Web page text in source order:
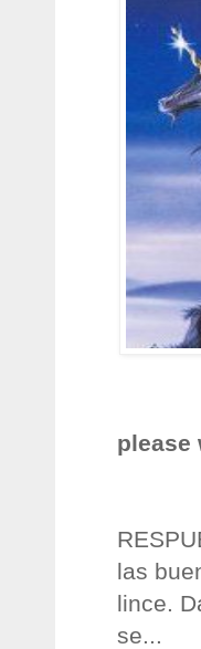
please
las
lince.
se...